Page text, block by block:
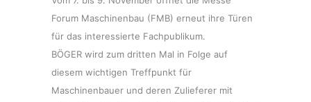
Forum Maschinenbau (FMB) erneut ihre Türen
für das interessierte Fachpublikum.
BÖGER wird zum dritten Mal in Folge auf
diesem wichtigen Treffpunkt für
Maschinenbauer und deren Zulieferer mit